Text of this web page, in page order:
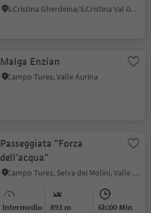
S.Cristina Gherdëina/S.Cristina Val Gardena, Santa Cristina Val Gardena, Regione dolomitica Val Gardena
Malga Enzian
Campo Tures, Valle Aurina
Passeggiata "Forza
dell’acqua"
Campo Tures, Selva dei Molini, Valle Aurina
Intermedio 893 m 6h:00 Min